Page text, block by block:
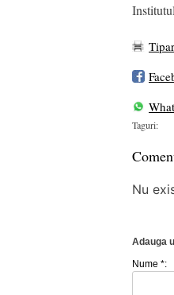
Taguri:
Nu
Adauga
Nume *: